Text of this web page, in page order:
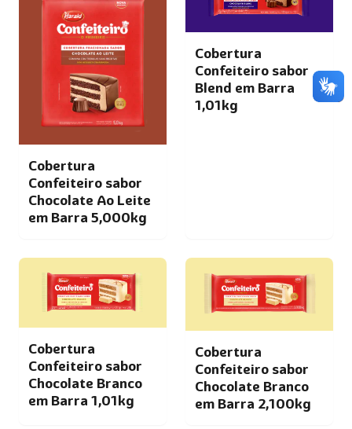
Cobertura
Confeiteiro sabor
Chocolate Ao Leite
em Barra 5,000kg
Cobertura
Confeiteiro sabor
Blend em Barra
1,01kg
Cobertura
Confeiteiro sabor
Chocolate Branco
em Barra 1,01kg
Cobertura
Confeiteiro sabor
Chocolate Branco
em Barra 2,100kg